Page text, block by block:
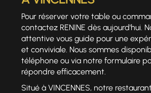
Pour réserver votre table ou
contactez RENINE dès aujourd'hui.
attentive vous guide pour une
et conviviale. Nous sommes
téléphone ou via notre formulaire
répondre efficacement.
Situé à VINCENNES, notre